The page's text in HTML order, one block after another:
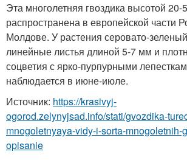
Эта многолетняя гвоздика высотой 20-
распространена в европейской части
Молдове. У растения серовато-
линейные листья длиной 5-7 мм и
соцветия с ярко-пурпурными
наблюдается в июне-июле.
Источник: https://krasivyj-
ogorod.zelynyjsad.info/stati/gvozdika-
mnogoletnyaya-vidy-i-sorta-mnogoletnih-
opisanie